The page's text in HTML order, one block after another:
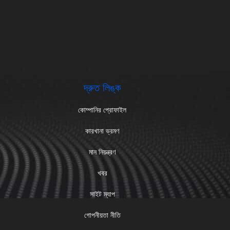
দ্রুত লিঙ্ক
কোম্পানির প্রোফাইল
কারখানা ভ্রমণ
মান নিয়ন্ত্রণ
খবর
সাইট ম্যাপ
গোপনীয়তা নীতি